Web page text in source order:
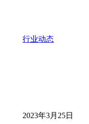
行业动态
2023年3月25日